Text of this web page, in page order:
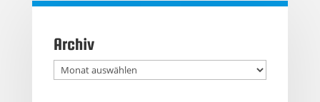
Archiv
Archiv